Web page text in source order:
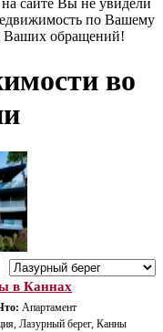
сайте Вы не увидели
по Вашему
Ваших обращений!
во
в Каннах
Апартамент
Лазурный берег, Канны